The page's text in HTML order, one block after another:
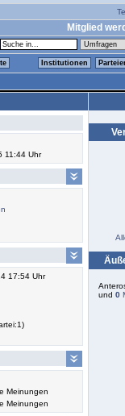
Mitglied
Institutionen
11:44 Uhr
17:54 Uhr
Meinungen
Meinungen
und 0